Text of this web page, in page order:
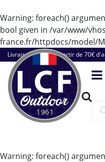
Warning: foreach()
bool given in /var/www/
france.fr/httpdocs/model/
Livraison offerte à partir de 70€
Warning: foreach()